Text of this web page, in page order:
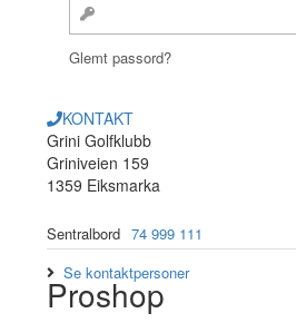
Glemt passord?
KONTAKT
Grini Golfklubb
Griniveien 159
1359 Eiksmarka
Sentralbord 74 999 111
Se kontaktpersoner
Proshop